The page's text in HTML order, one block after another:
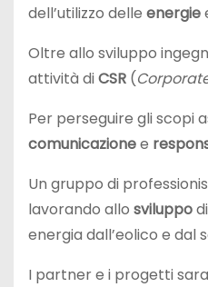
dell’utilizzo delle energie
Oltre allo sviluppo
attività diCSR (
Per perseguire gli scopi
comunicazionee
Un gruppo di
lavorando allo sviluppo
energia dall’eolico e
I partner e i progetti